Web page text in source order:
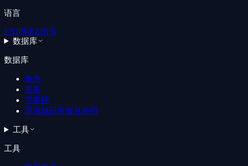
语言
ENJPKRZHFR
数据库
数据库
角色
装备
节奏榜
异域战记有效兑换码
工具
工具